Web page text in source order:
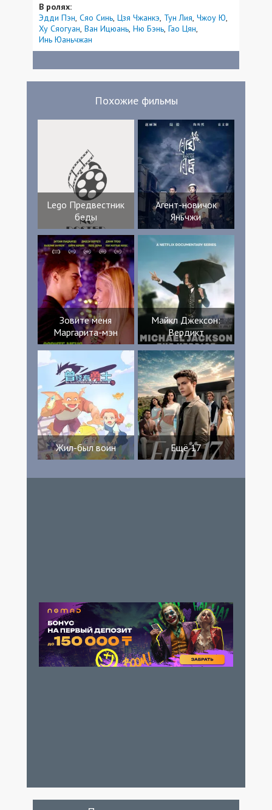
В ролях:
Эдди Пэн Сяо Синь Цзя Чжанкэ Тун Лия Чжоу Ю
Ху Сяогуан Ван Ицюань Ню Бэнь Гао Цян
Инь Юаньчжан
Похожие фильмы
Lego Предвестник
беды
Агент-новичок
Яньчжи
Зовите меня
Маргарита-мэн
Майкл Джексон:
Вердикт
Жил-был воин Ещё 17